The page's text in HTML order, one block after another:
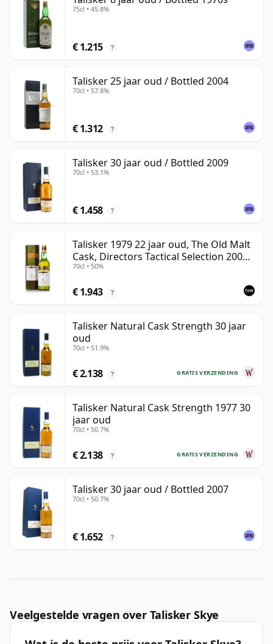
75cl • 45.8%
€ 1.215 ?
Talisker 25 jaar oud / Bottled 2004
70cl • 57.8%
€ 1.312 ?
Talisker 30 jaar oud / Bottled 2009
70cl • 53.1%
€ 1.458 ?
Talisker 1979 22 jaar oud, The Old Malt
Cask, Directors Tactical Selection 2001
Bottling
70cl • 50%
€ 1.943 ?
Talisker Natural Cask Strength 30 jaar
oud
70cl • 51.9%
GRATIS VERZENDING
€ 2.138 ?
Talisker Natural Cask Strength 1977 30
jaar oud
70cl • 50.7%
GRATIS VERZENDING
€ 2.138 ?
Talisker 30 jaar oud / Bottled 2007
70cl • 50.7%
€ 1.652 ?
Veelgestelde vragen over Talisker Skye